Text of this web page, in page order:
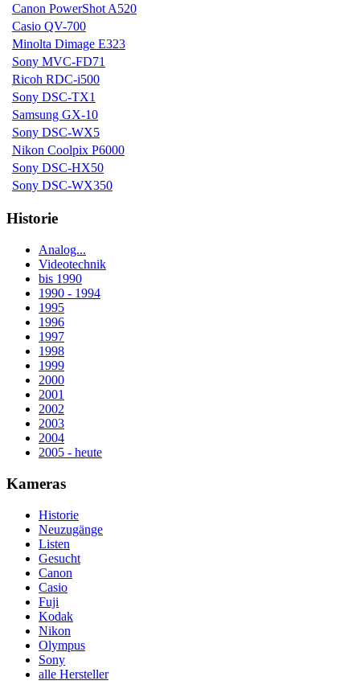
Canon PowerShot A520
Casio QV-700
Minolta Dimage E323
Sony MVC-FD71
Ricoh RDC-i500
Sony DSC-TX1
Samsung GX-10
Sony DSC-WX5
Nikon Coolpix P6000
Sony DSC-HX50
Sony DSC-WX350
Historie
Analog...
Videotechnik
bis 1990
1990 - 1994
1995
1996
1997
1998
1999
2000
2001
2002
2003
2004
2005 - heute
Kameras
Historie
Neuzugänge
Listen
Gesucht
Canon
Casio
Fuji
Kodak
Nikon
Olympus
Sony
alle Hersteller